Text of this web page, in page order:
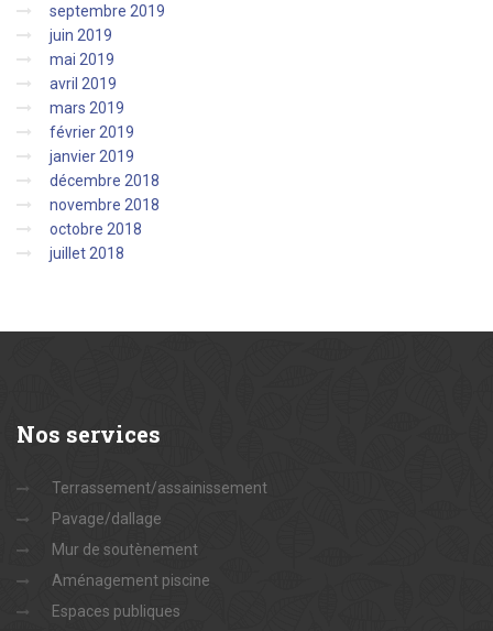
septembre 2019
juin 2019
mai 2019
avril 2019
mars 2019
février 2019
janvier 2019
décembre 2018
novembre 2018
octobre 2018
juillet 2018
Nos services
Terrassement/assainissement
Pavage/dallage
Mur de soutènement
Aménagement piscine
Espaces publiques